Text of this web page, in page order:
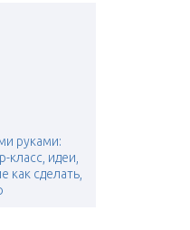
руками:
класс, идеи,
как сделать,